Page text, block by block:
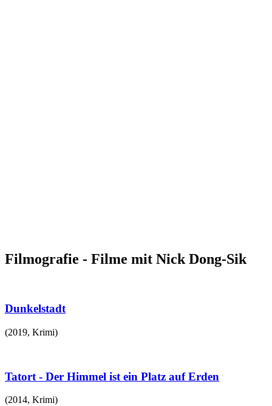
Filmografie - Filme mit Nick Dong-Sik
Dunkelstadt
(2019, Krimi)
Tatort - Der Himmel ist ein Platz auf Erden
(2014, Krimi)